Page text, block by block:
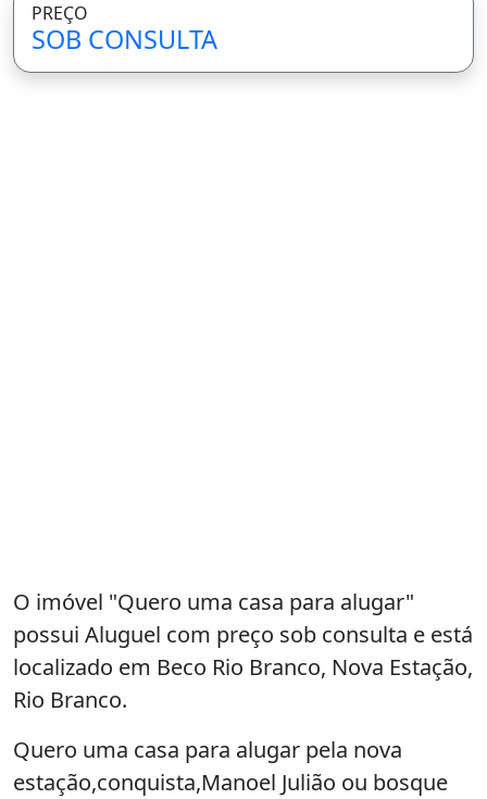
PREÇO
SOB CONSULTA
O imóvel "Quero uma casa para alugar"
possui Aluguel com preço sob consulta e está
localizado em Beco Rio Branco, Nova Estação,
Rio Branco.
Quero uma casa para alugar pela nova
estação,conquista,Manoel Julião ou bosque